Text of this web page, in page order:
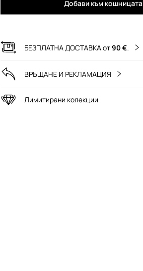
Добави към кошницата
БЕЗПЛАТНА ДОСТАВКА от90 €.
ВРЪЩАНЕ И РЕКЛАМАЦИЯ
Лимитирани колекции